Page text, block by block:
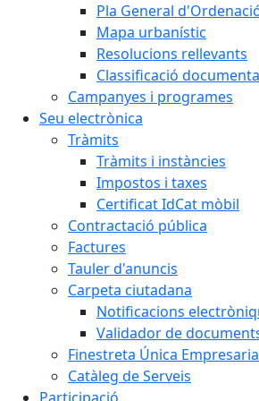
Pla General
Mapa urbanístic
Resolucions rellevants
Classificació
Campanyes i programes
Seu electrònica
Tràmits
Tràmits i instàncies
Impostos i taxes
Certificat IdCat mòbil
Contractació pública
Factures
Tauler d'anuncis
Carpeta ciutadana
Notificacions
Validador de
Finestreta Única
Catàleg de Serveis